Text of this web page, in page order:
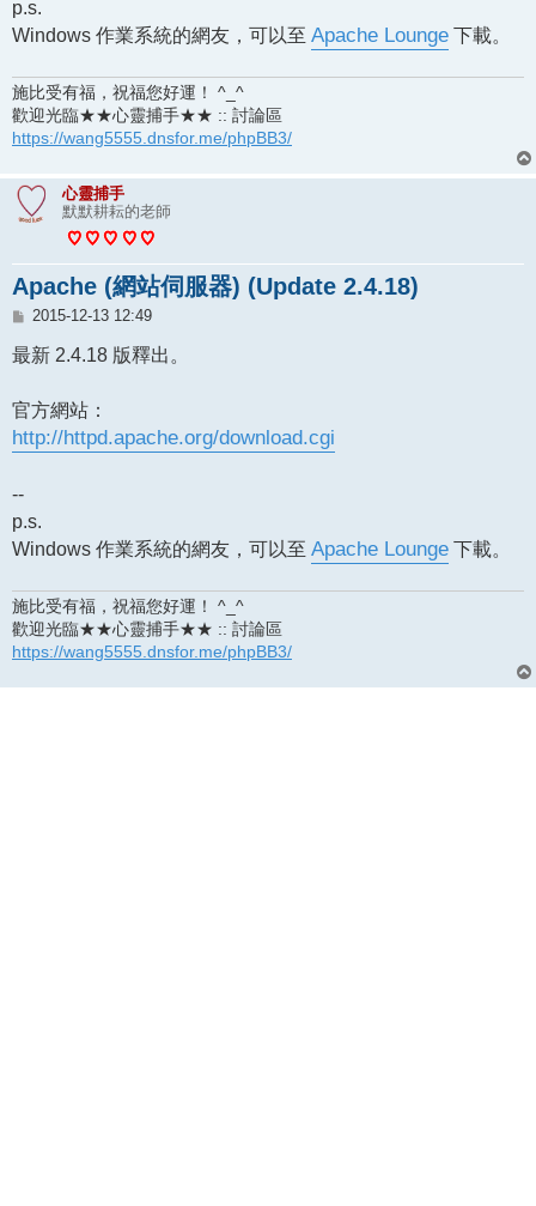
p.s.
Windows 作業系統的網友，可以至 Apache Lounge 下載。
施比受有福，祝福您好運！ ^_^
歡迎光臨★★心靈捕手★★ :: 討論區
https://wang5555.dnsfor.me/phpBB3/
心靈捕手
默默耕耘的老師
Apache (網站伺服器) (Update 2.4.18)
文
2015-12-13 12:49
最新 2.4.18 版釋出。
官方網站：
http://httpd.apache.org/download.cgi
--
p.s.
Windows 作業系統的網友，可以至 Apache Lounge 下載。
施比受有福，祝福您好運！ ^_^
歡迎光臨★★心靈捕手★★ :: 討論區
https://wang5555.dnsfor.me/phpBB3/